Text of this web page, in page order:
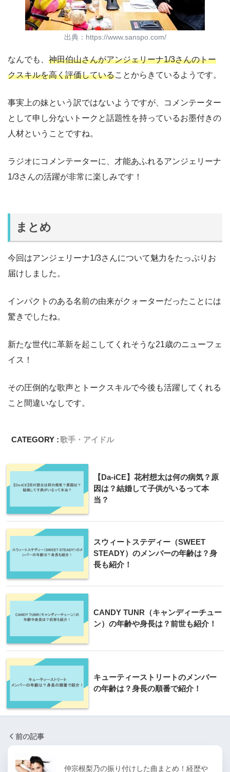
出典：https://www.sanspo.com/
なんでも、 神田伯山さんがアンジェリーナ1/3さんのトー
クスキルを高く評価していることからきているようです。
事実上の妹という訳ではないようですが、コメンテーター
として申し分ないトークと話題性を持っているお墨付きの
人材ということですね。
ラジオにコメンテーターに、才能あふれるアンジェリーナ
1/3さんの活躍が非常に楽しみです！
まとめ
今回はアンジェリーナ1/3さんについて魅力をたっぷりお
届けしました。
インパクトのある名前の由来がクォーターだったことには
驚きでしたね。
新たな世代に革新を起こしてくれそうな21歳のニューフェ
イス！
その圧倒的な歌声とトークスキルで今後も活躍してくれる
こと間違いなしです。
CATEGORY :歌手・アイドル
【Da-iCE】花村想太は何の病気？原
因は？結婚して子供がいるって本
当？
スウィートステディー（SWEET
STEADY）のメンバーの年齢は？身
長も紹介！
CANDY TUNR（キャンディーチュー
ン）の年齢や身長は？前世も紹介！
キューティーストリートのメンバー
の年齢は？身長の順番で紹介！
前の記事
仲宗根梨乃の振り付けした曲まとめ！経歴や